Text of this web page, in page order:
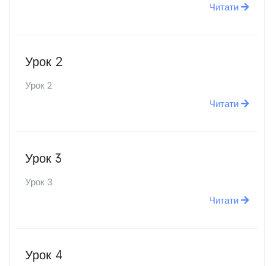
Читати
Урок 2
Урок 2
Читати
Урок 3
Урок 3
Читати
Урок 4